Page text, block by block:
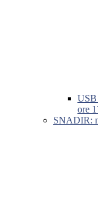
USB
ore
SNADIR: